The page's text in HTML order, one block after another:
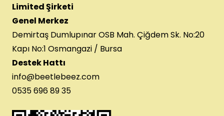
keşfedin.
Limited Şirketi
Genel Merkez
Demirtaş Dumlupınar OSB Mah. Çiğdem Sk. No:20
Kapı No:1 Osmangazi / Bursa
Destek Hattı
info@beetlebeez.com
0535 696 89 35